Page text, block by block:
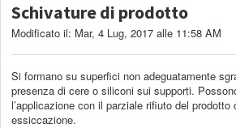
Schivature di prodotto
Modificato il: Mar, 4 Lug, 2017 alle 11:58 AM
Si formano su superfici non adeguatamente
presenza di cere o siliconi sui supporti.
l’applicazione con il parziale rifiuto del prodotto
essiccazione.